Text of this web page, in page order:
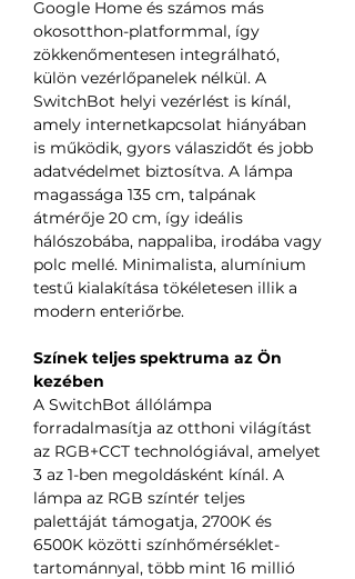
Google Home és számos más
okosotthon-platformmal, így
zökkenőmentesen integrálható,
külön vezérlőpanelek nélkül. A
SwitchBot helyi vezérlést is kínál,
amely internetkapcsolat hiányában
is működik, gyors válaszidőt és jobb
adatvédelmet biztosítva. A lámpa
magassága 135 cm, talpának
átmérője 20 cm, így ideális
hálószobába, nappaliba, irodába vagy
polc mellé. Minimalista, alumínium
testű kialakítása tökéletesen illik a
modern enteriőrbe.
Színek teljes spektruma az Ön
kezében
A SwitchBot állólámpa
forradalmasítja az otthoni világítást
az RGB+CCT technológiával, amelyet
3 az 1-ben megoldásként kínál. A
lámpa az RGB színtér teljes
palettáját támogatja, 2700K és
6500K közötti színhőmérséklet-
tartománnyal, több mint 16 millió